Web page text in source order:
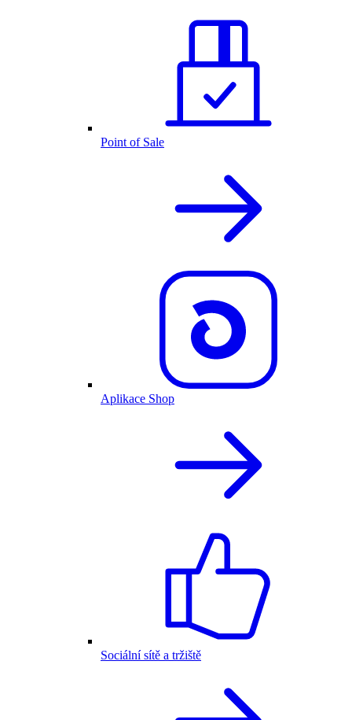
Point of Sale
Aplikace Shop
Sociální sítě a tržiště